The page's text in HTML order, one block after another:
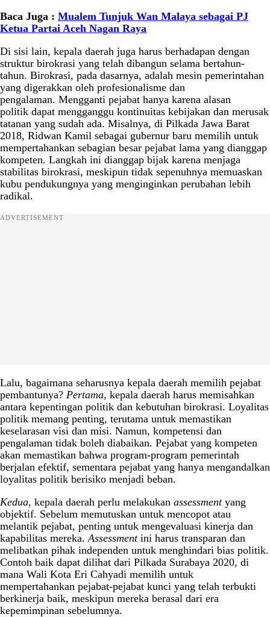
Baca Juga : Mualem Tunjuk Wan Malaya sebagai PJ
Ketua Partai Aceh Nagan Raya
Di sisi lain, kepala daerah juga harus berhadapan dengan
struktur birokrasi yang telah dibangun selama bertahun-
tahun. Birokrasi, pada dasarnya, adalah mesin pemerintahan
yang digerakkan oleh profesionalisme dan
pengalaman. Mengganti pejabat hanya karena alasan
politik dapat mengganggu kontinuitas kebijakan dan merusak
tatanan yang sudah ada. Misalnya, di Pilkada Jawa Barat
2018, Ridwan Kamil sebagai gubernur baru memilih untuk
mempertahankan sebagian besar pejabat lama yang dianggap
kompeten. Langkah ini dianggap bijak karena menjaga
stabilitas birokrasi, meskipun tidak sepenuhnya memuaskan
kubu pendukungnya yang menginginkan perubahan lebih
radikal.
ADVERTISEMENT
Lalu, bagaimana seharusnya kepala daerah memilih pejabat
pembantunya? Pertama, kepala daerah harus memisahkan
antara kepentingan politik dan kebutuhan birokrasi. Loyalitas
politik memang penting, terutama untuk memastikan
keselarasan visi dan misi. Namun, kompetensi dan
pengalaman tidak boleh diabaikan. Pejabat yang kompeten
akan memastikan bahwa program-program pemerintah
berjalan efektif, sementara pejabat yang hanya mengandalkan
loyalitas politik berisiko menjadi beban.
Kedua, kepala daerah perlu melakukan assessmentyang
objektif. Sebelum memutuskan untuk mencopot atau
melantik pejabat, penting untuk mengevaluasi kinerja dan
kapabilitas mereka. Assessmentini harus transparan dan
melibatkan pihak independen untuk menghindari bias politik.
Contoh baik dapat dilihat dari Pilkada Surabaya 2020, di
mana Wali Kota Eri Cahyadi memilih untuk
mempertahankan pejabat-pejabat kunci yang telah terbukti
berkinerja baik, meskipun mereka berasal dari era
kepemimpinan sebelumnya.